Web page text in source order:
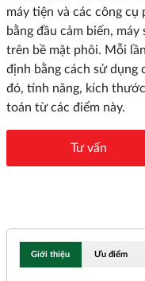
máy tiện và các công cụ
bằng đầu cảm biến,
trên bề mặt phôi. Mỗi
định bằng cách sử dụng
đó, tính năng, kích
toán từ các điểm này.
Tư vấn
Giới thiệu Ưu điểm